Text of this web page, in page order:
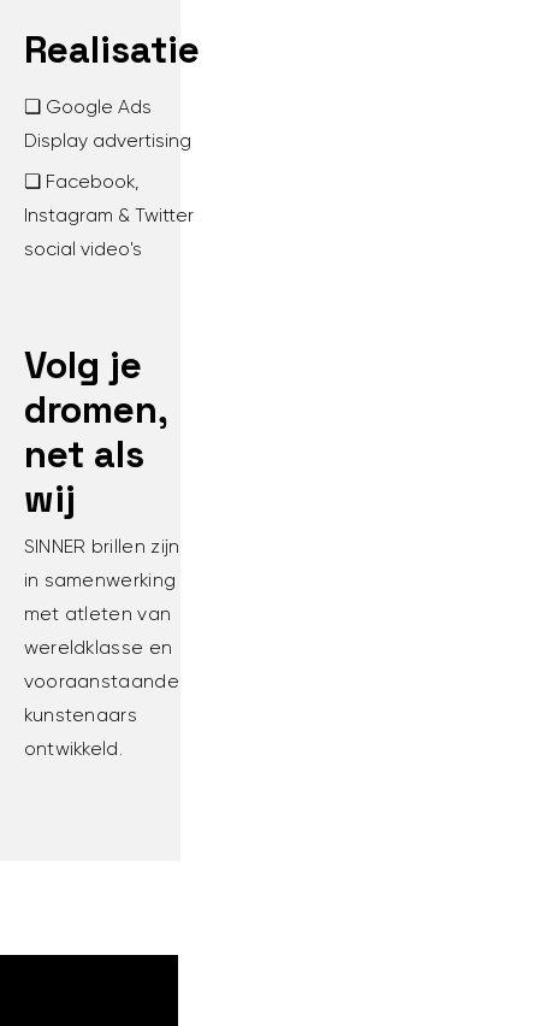
Realisatie
❏ Google Ads
Display advertising
❏ Facebook,
Instagram & Twitter
social video's
Volg je
dromen,
net als
wij
SINNER brillen zijn
in samenwerking
met atleten van
wereldklasse en
vooraanstaande
kunstenaars
ontwikkeld.